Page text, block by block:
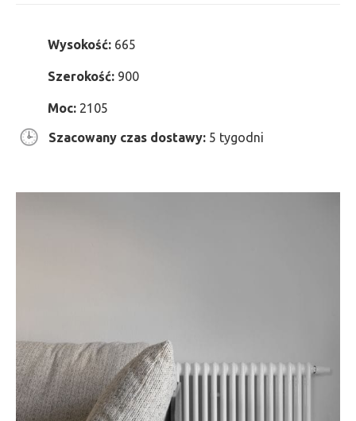
Wysokość: 665
Szerokość: 900
Moc: 2105
Szacowany czas dostawy: 5 tygodni